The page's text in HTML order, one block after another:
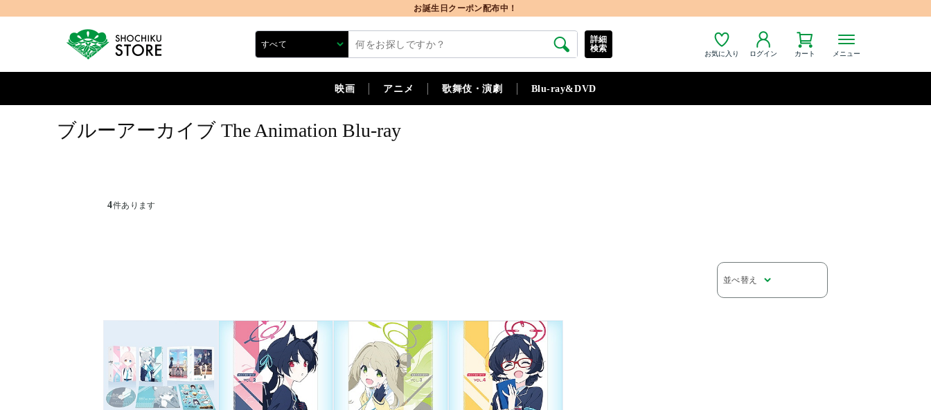
お誕生日クーポン配布中！
お気に入り ログイン カート メニュー
詳細
検索
映画 アニメ 歌舞伎・演劇 Blu-ray&DVD
ブルーアーカイブ The Animation Blu-ray
4件あります
並べ替え